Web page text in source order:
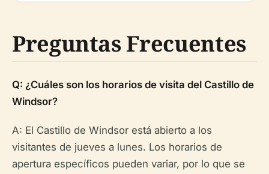
Preguntas Frecuentes
Q: ¿Cuáles son los horarios de visita del Castillo de
Windsor?
A: El Castillo de Windsor está abierto a los
visitantes de jueves a lunes. Los horarios de
apertura específicos pueden variar, por lo que se